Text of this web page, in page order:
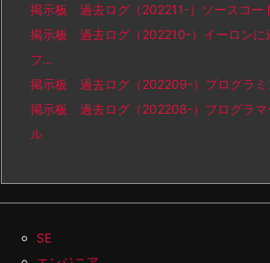
掲示板 過去ログ（202211-）ソースコー
掲示板 過去ログ（202210-）イーロンに
フ…
掲示板 過去ログ（202209-）プログラミ
掲示板 過去ログ（202208-）プログラマ
ル
SE